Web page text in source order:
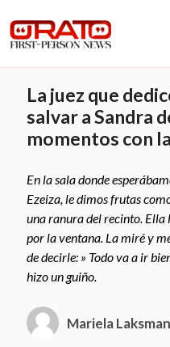
La juez que
salvar a Sandra
momentos con
En la sala donde
Ezeiza, le dimos frutas
una ranura del recinto.
por la ventana. La miré y
de decirle: » Todo va a ir
hizo un guiño.
Mariela Laksman